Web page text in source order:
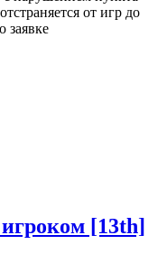
от игр до
заявке
[13th]